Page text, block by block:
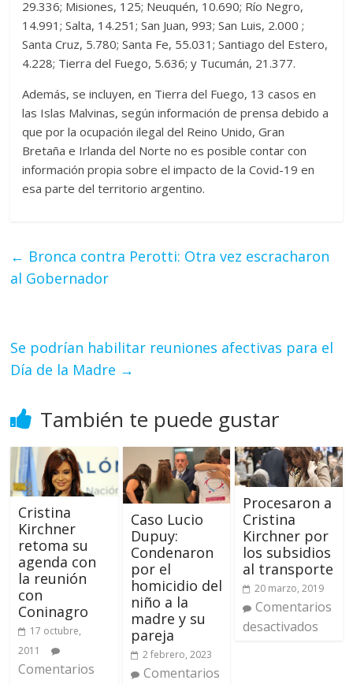
29.336; Misiones, 125; Neuquén, 10.690; Río Negro,
14.991; Salta, 14.251; San Juan, 993; San Luis, 2.000 ;
Santa Cruz, 5.780; Santa Fe, 55.031; Santiago del Estero,
4.228; Tierra del Fuego, 5.636; y Tucumán, 21.377.
Además, se incluyen, en Tierra del Fuego, 13 casos en
las Islas Malvinas, según información de prensa debido a
que por la ocupación ilegal del Reino Unido, Gran
Bretaña e Irlanda del Norte no es posible contar con
información propia sobre el impacto de la Covid-19 en
esa parte del territorio argentino.
← Bronca contra Perotti: Otra vez escracharon
al Gobernador
Se podrían habilitar reuniones afectivas para el
Día de la Madre →
También te puede gustar
Cristina
Kirchner
retoma su
agenda con
la reunión
con
Coninagro
17 octubre,
2011
Comentarios
Caso Lucio
Dupuy:
Condenaron
por el
homicidio del
niño a la
madre y su
pareja
2 febrero, 2023
Comentarios
Procesaron a
Cristina
Kirchner por
los subsidios
al transporte
20 marzo, 2019
Comentarios
desactivados